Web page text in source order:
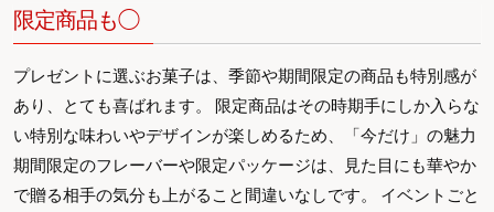
限定商品も◯
プレゼントに選ぶお菓子は、季節や期間限定の商品も特別感が
あり、とても喜ばれます。 限定商品はその時期手にしか入らな
い特別な味わいやデザインが楽しめるため、「今だけ」の魅力
期間限定のフレーバーや限定パッケージは、見た目にも華やか
で贈る相手の気分も上がること間違いなしです。 イベントごと